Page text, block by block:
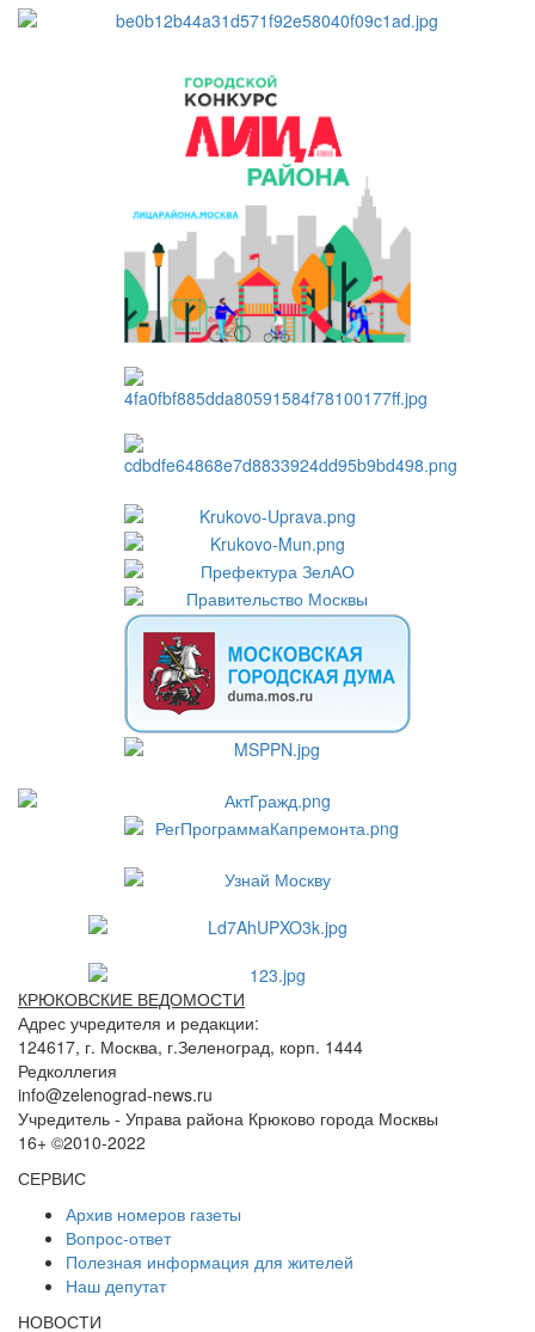
КРЮКОВСКИЕ ВЕДОМОСТИ
Адрес учредителя и редакции:
124617, г. Москва, г.Зеленоград, корп. 1444
Редколлегия
info@zelenograd-news.ru
Учредитель - Управа района Крюково города Москвы
16+ ©2010-2022
СЕРВИС
Архив номеров газеты
Вопрос-ответ
Полезная информация для жителей
Наш депутат
НОВОСТИ